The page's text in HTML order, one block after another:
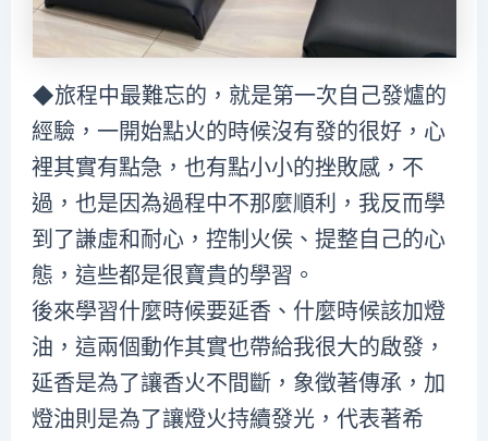
◆旅程中最難忘的，就是第一次自己發爐的
經驗，一開始點火的時候沒有發的很好，心
裡其實有點急，也有點小小的挫敗感，不
過，也是因為過程中不那麼順利，我反而學
到了謙虛和耐心，控制火侯、提整自己的心
態，這些都是很寶貴的學習。
後來學習什麼時候要延香、什麼時候該加燈
油，這兩個動作其實也帶給我很大的啟發，
延香是為了讓香火不間斷，象徵著傳承，加
燈油則是為了讓燈火持續發光，代表著希